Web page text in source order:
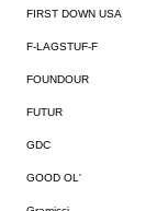
FIRST DOWN USA
F-LAGSTUF-F
FOUNDOUR
FUTUR
GDC
GOOD OL'